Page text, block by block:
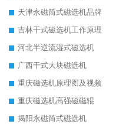
天津永磁筒式磁选机品牌
吉林干式磁选机工作原理
河北半逆流湿式磁选机
广西干式大块磁选机
重庆磁选机原理图及视频
重庆磁选机高强磁磁辊
揭阳永磁筒式磁选机